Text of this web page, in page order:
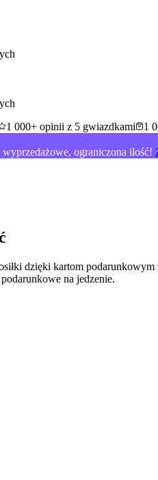
1 000+ opinii z 5 gwiazdkami 1
ograniczona ilość!
dzięki kartom
na jedzenie.